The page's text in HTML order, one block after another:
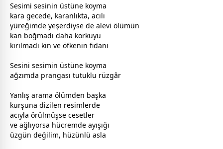
Sesimi sesinin üstüne koyma
kara gecede, karanlıkta, acılı
yüreğimde yeşerdiyse de alevi ölümün
kan boğmadı daha korkuyu
kırılmadı kin ve öfkenin fidanı
Sesini sesimin üstüne koyma
ağzımda prangası tutuklu rüzgâr
Yanlış arama ölümden başka
kurşuna dizilen resimlerde
acıyla örülmüşse cesetler
ve ağlıyorsa hücremde ayışığı
üzgün değilim, hüzünlü asla